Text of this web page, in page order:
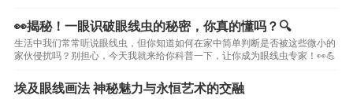
👀揭秘！一眼识破眼线虫的秘密，你真的懂吗？🔍
生活中我们常常听说眼线虫，但你知道如何在家中简单判断是否被这些微小的
家伙侵扰吗？别担心，今天我就来给你科普一下，让你成为眼线虫专家！👀💪
埃及眼线画法 神秘魅力与永恒艺术的交融